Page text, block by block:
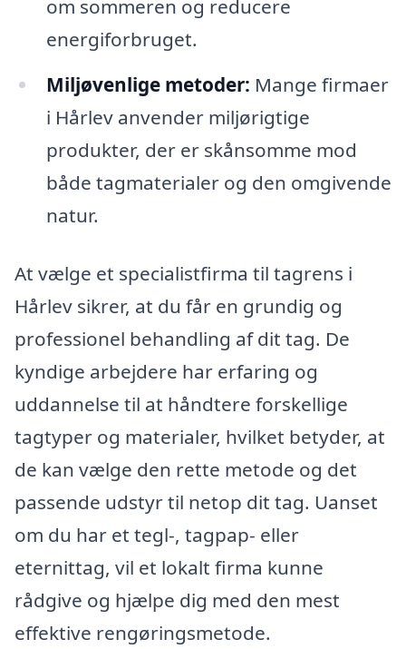
om sommeren og reducere
energiforbruget.
Miljøvenlige metoder: Mange firmaer
i Hårlev anvender miljørigtige
produkter, der er skånsomme mod
både tagmaterialer og den omgivende
natur.
At vælge et specialistfirma til tagrens i
Hårlev sikrer, at du får en grundig og
professionel behandling af dit tag. De
kyndige arbejdere har erfaring og
uddannelse til at håndtere forskellige
tagtyper og materialer, hvilket betyder, at
de kan vælge den rette metode og det
passende udstyr til netop dit tag. Uanset
om du har et tegl-, tagpap- eller
eternittag, vil et lokalt firma kunne
rådgive og hjælpe dig med den mest
effektive rengøringsmetode.